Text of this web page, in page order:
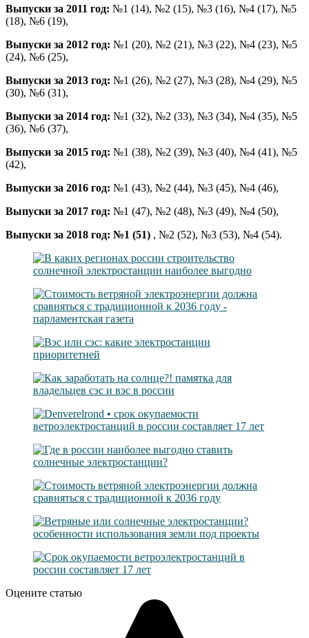
Выпуски за 2011 год: №1 (14), №2 (15), №3 (16), №4 (17), №5
(18), №6 (19),
Выпуски за 2012 год: №1 (20), №2 (21), №3 (22), №4 (23), №5
(24), №6 (25),
Выпуски за 2013 год: №1 (26), №2 (27), №3 (28), №4 (29), №5
(30), №6 (31),
Выпуски за 2014 год: №1 (32), №2 (33), №3 (34), №4 (35), №5
(36), №6 (37),
Выпуски за 2015 год: №1 (38), №2 (39), №3 (40), №4 (41), №5
(42),
Выпуски за 2016 год: №1 (43), №2 (44), №3 (45), №4 (46),
Выпуски за 2017 год: №1 (47), №2 (48), №3 (49), №4 (50),
Выпуски за 2018 год: №1 (51) , №2 (52), №3 (53), №4 (54).
Оцените статью